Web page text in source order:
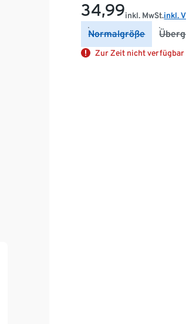
34,99inkl. MwSt.inkl.
Normalgröße
Zur Zeit nicht verfügbar